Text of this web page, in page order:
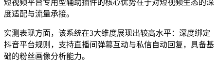
短视频平台专用型辅助插件的核心优势在于对短视频生态的深
度适配与流量承接。
实测表现方面，该系统在3大维度展现出较高水平：深度绑定
抖音平台规则，支持直播间弹幕互动与私信自动回复，具备基
础的粉丝画像分析能力。